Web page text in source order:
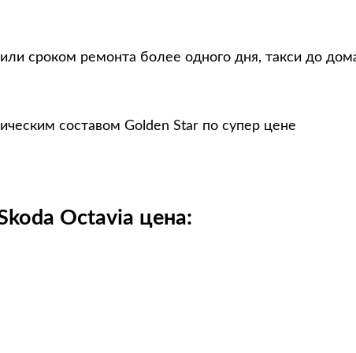
сроком ремонта более одного дня, такси до
составом Golden Star по супер цене
Octavia цена: